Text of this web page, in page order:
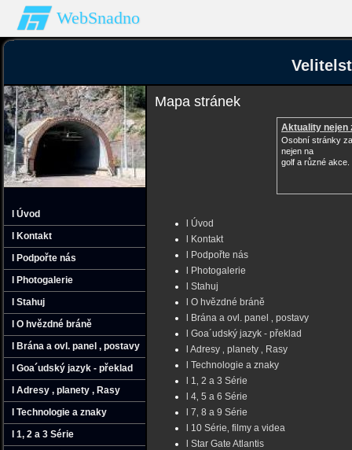
WebSnadno
l Úvod
l Kontakt
l Podpořte nás
l Photogalerie
l Stahuj
l O hvězdné bráně
l Brána a ovl. panel ‚ postavy
l Goa´udský jazyk - překlad
l Adresy ‚ planety ‚ Rasy
l Technologie a znaky
l 1‚ 2 a 3 Série
Mapa stránek
Aktuality nejen
Osobní stránky
nejen na
golf a různé akce.
l Úvod
l Kontakt
l Podpořte nás
l Photogalerie
l Stahuj
l O hvězdné bráně
l Brána a ovl. panel ‚ postavy
l Goa´udský jazyk - překlad
l Adresy ‚ planety ‚ Rasy
l Technologie a znaky
l 1‚ 2 a 3 Série
l 4‚ 5 a 6 Série
l 7‚ 8 a 9 Série
l 10 Série‚ filmy a videa
l Star Gate Atlantis